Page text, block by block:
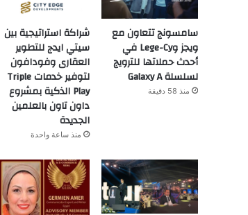
سامسونج تتعاون مع
ويجز وLege-Cy في
أحدث حملاتها للترويج
لسلسلة Galaxy A
منذ 58 دقيقة
شراكة استراتيجية بين
سيتي ايدج للتطوير
العقارى وفودافون
لتوفير خدمات Triple
Play الذكية بمشروع
داون تاون بالعلمين
الجديدة
منذ ساعة واحدة